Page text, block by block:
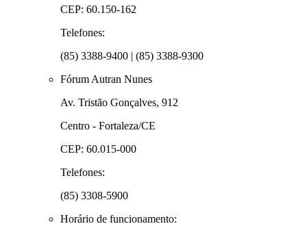
CEP: 60.150-162
Telefones:
(85) 3388-9400 | (85) 3388-9300
Fórum Autran Nunes
Av. Tristão Gonçalves, 912
Centro - Fortaleza/CE
CEP: 60.015-000
Telefones:
(85) 3308-5900
Horário de funcionamento: